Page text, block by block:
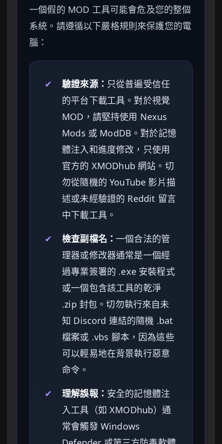
一個假的 MOD 工具可能會危及您的整個
系統。請遵循以下嚴格規則來保護您的電
腦：
✔ 驗證來源： 只從普遍受信任
的平台下載工具。對於視覺
MOD，請堅持使用 Nexus
Mods 或 ModDB。對於記憶
體注入和進度修改，只使用
官方的 XMODhub 網站。切
勿從隨機的 YouTube 影片描
述或未經驗證的 Reddit 留言
中下載工具。
✔
檢查副檔名：一個合法的管
理器或修改器通常是一個經
過專業簽署的 .exe 安裝程式
或一個包含該工具的乾淨
.zip 封包。切勿執行來自未
知 Discord 連結的隨機 .bat
檔案或 .vbs 腳本，因為這些
可以輕易地在背景執行惡意
命令。
✔
理解誤報： 安全的記憶體注
入工具（如 XMODhub）通
常會觸發 Windows